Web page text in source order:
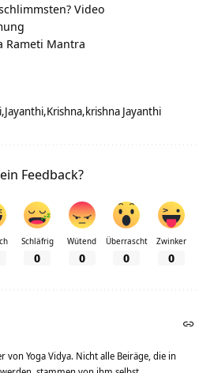
Video
Rameti Mantra
Jayanthi Krishna krishna Jayanthi
Feedback?
Schläfrig
0
Wütend
0
Überrascht
0
Zwinker
0
von Yoga Vidya. Nicht alle Beiräge, die in